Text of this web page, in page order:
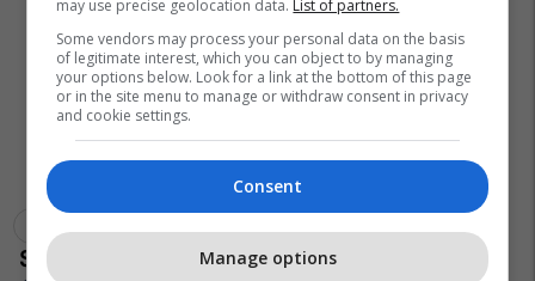
may use precise geolocation data. List of partners.
Some vendors may process your personal data on the basis
of legitimate interest, which you can object to by managing
your options below. Look for a link at the bottom of this page
or in the site menu to manage or withdraw consent in privacy
and cookie settings.
Consent
Manage options